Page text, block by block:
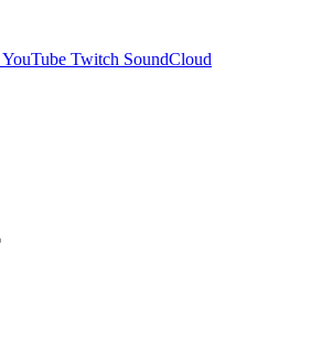
YouTube Twitch SoundCloud